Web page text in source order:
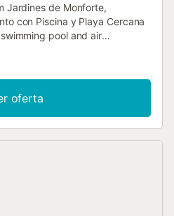
Jardines de Monforte,
con Piscina y Playa Cercana
pool and air
oferta